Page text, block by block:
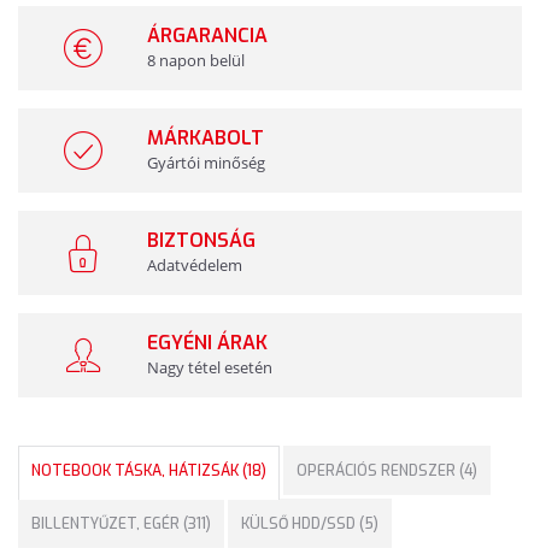
ÁRGARANCIA
8 napon belül
MÁRKABOLT
Gyártói minőség
BIZTONSÁG
Adatvédelem
EGYÉNI ÁRAK
Nagy tétel esetén
NOTEBOOK TÁSKA, HÁTIZSÁK (18) OPERÁCIÓS RENDSZER (4)
BILLENTYŰZET, EGÉR (311) KÜLSŐ HDD/SSD (5)